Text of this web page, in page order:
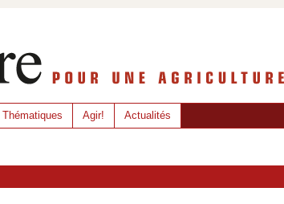
Thématiques Agir! Actualités